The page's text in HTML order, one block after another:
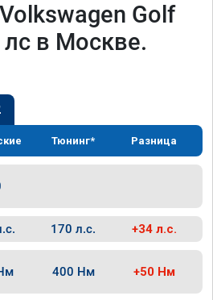
Golf
лс в Москве.
Тюнинг* Разница
170 л.с. +34 л.с.
400 Нм +50 Нм